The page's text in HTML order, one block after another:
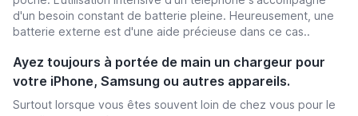
d'un besoin constant de batterie pleine. Heureusement, une
batterie externe est d'une aide précieuse dans ce cas..
Ayez toujours à portée de main un chargeur pour
votre iPhone, Samsung ou autres appareils.
Surtout lorsque vous êtes souvent loin de chez vous pour le